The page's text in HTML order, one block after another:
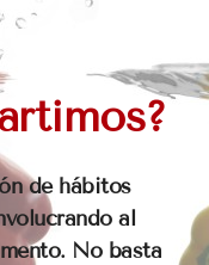
de hábitos
al
No basta